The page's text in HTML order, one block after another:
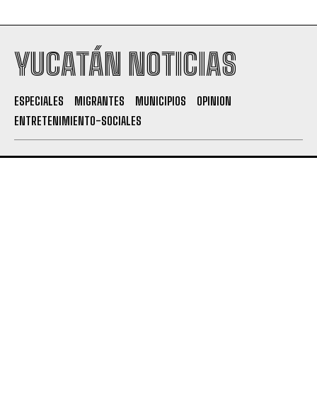
YUCATÁN NOTICIAS
ESPECIALES MIGRANTES MUNICIPIOS
OPINION
ENTRETENIMIENTO-SOCIALES